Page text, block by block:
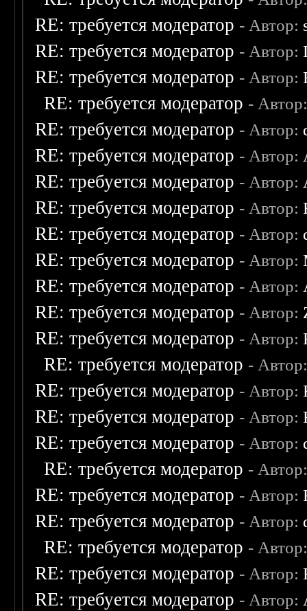
RE: требуется модератор - Автор:
RE: требуется модератор - Автор:
RE: требуется модератор - Автор:
RE: требуется модератор -
RE: требуется модератор - Автор:
RE: требуется модератор - Автор:
RE: требуется модератор - Автор:
RE: требуется модератор - Автор:
RE: требуется модератор - Автор:
RE: требуется модератор - Автор:
RE: требуется модератор - Автор:
RE: требуется модератор - Автор:
RE: требуется модератор - Автор:
RE: требуется модератор -
RE: требуется модератор - Автор:
RE: требуется модератор - Автор:
RE: требуется модератор - Автор:
RE: требуется модератор -
RE: требуется модератор - Автор:
RE: требуется модератор - Автор:
RE: требуется модератор -
RE: требуется модератор - Автор:
RE: требуется модератор - Автор: